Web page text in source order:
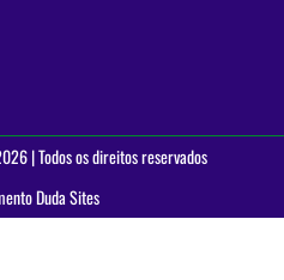
| Todos os direitos reservados
Duda Sites